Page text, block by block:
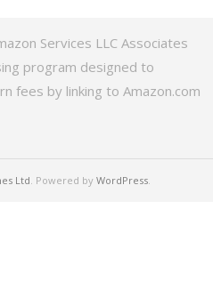
Services LLC Associates
program designed to
fees by linking to Amazon.com
Ltd. Powered by WordPress.